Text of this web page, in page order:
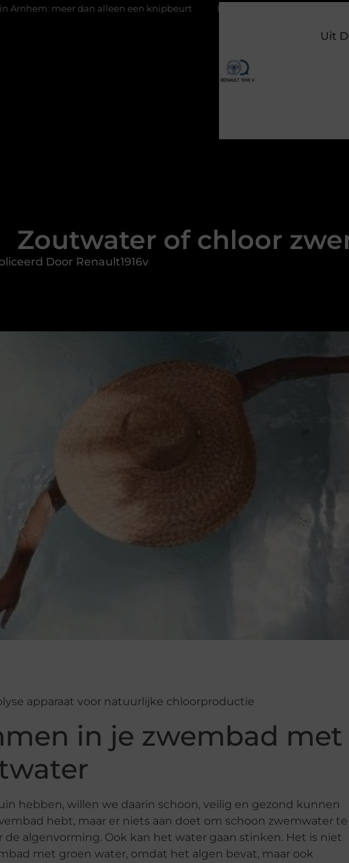
alleen een knipbeurt Barbecuevlees bestellen voor een
Uit
Zoutwater of chloor
Door Renault1916v
in je zwembad met
hebben, willen we daarin schoon, veilig en gezond kunnen
hebt, maar er niets aan doet om schoon zwemwater te
algenvorming. Ook kan het water gaan stinken. Het is niet
met groen water, omdat het algen bevat, maar ook